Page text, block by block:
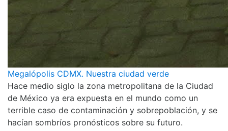
Megalópolis CDMX. Nuestra ciudad verde
Hace medio siglo la zona metropolitana de la Ciudad
de México ya era expuesta en el mundo como un
terrible caso de contaminación y sobrepoblación, y se
hacían sombríos pronósticos sobre su futuro.